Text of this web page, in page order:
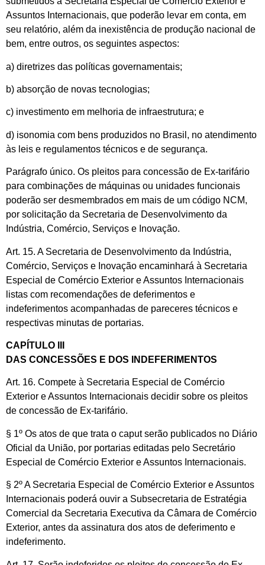
Assuntos Internacionais, que poderão levar em conta, em
seu relatório, além da inexistência de produção nacional de
bem, entre outros, os seguintes aspectos:
a) diretrizes das políticas governamentais;
b) absorção de novas tecnologias;
c) investimento em melhoria de infraestrutura; e
d) isonomia com bens produzidos no Brasil, no atendimento
às leis e regulamentos técnicos e de segurança.
Parágrafo único. Os pleitos para concessão de Ex-tarifário
para combinações de máquinas ou unidades funcionais
poderão ser desmembrados em mais de um código NCM,
por solicitação da Secretaria de Desenvolvimento da
Indústria, Comércio, Serviços e Inovação.
Art. 15. A Secretaria de Desenvolvimento da Indústria,
Comércio, Serviços e Inovação encaminhará à Secretaria
Especial de Comércio Exterior e Assuntos Internacionais
listas com recomendações de deferimentos e
indeferimentos acompanhadas de pareceres técnicos e
respectivas minutas de portarias.
CAPÍTULO III
DAS CONCESSÕES E DOS INDEFERIMENTOS
Art. 16. Compete à Secretaria Especial de Comércio
Exterior e Assuntos Internacionais decidir sobre os pleitos
de concessão de Ex-tarifário.
§ 1º Os atos de que trata o caput serão publicados no Diário
Oficial da União, por portarias editadas pelo Secretário
Especial de Comércio Exterior e Assuntos Internacionais.
§ 2º A Secretaria Especial de Comércio Exterior e Assuntos
Internacionais poderá ouvir a Subsecretaria de Estratégia
Comercial da Secretaria Executiva da Câmara de Comércio
Exterior, antes da assinatura dos atos de deferimento e
indeferimento.